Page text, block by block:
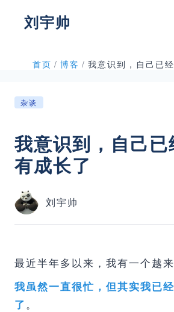
刘宇帅
首页 / 博客 / 我意识到，自己已
杂谈
我意识到，自己
有成长了
刘宇帅
最近半年多以来，我有一个越
我虽然一直很忙，但其实我已
了 。